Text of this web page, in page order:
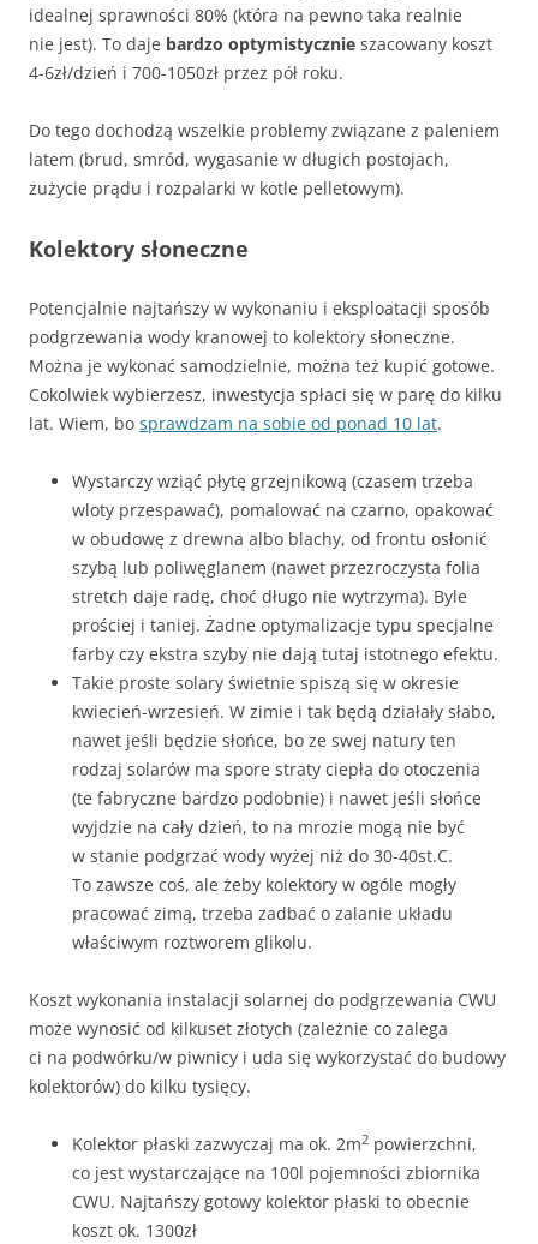
idealnej sprawności 80% (która na pewno taka realnie
nie jest). To daje bardzo optymistycznie szacowany koszt
4-6zł/dzień i 700-1050zł przez pół roku.
Do tego dochodzą wszelkie problemy związane z paleniem
latem (brud, smród, wygasanie w długich postojach,
zużycie prądu i rozpalarki w kotle pelletowym).
Kolektory słoneczne
Potencjalnie najtańszy w wykonaniu i eksploatacji sposób
podgrzewania wody kranowej to kolektory słoneczne.
Można je wykonać samodzielnie, można też kupić gotowe.
Cokolwiek wybierzesz, inwestycja spłaci się w parę do kilku
lat. Wiem, bo sprawdzam na sobie od ponad 10 lat.
Wystarczy wziąć płytę grzejnikową (czasem trzeba
wloty przespawać), pomalować na czarno, opakować
w obudowę z drewna albo blachy, od frontu osłonić
szybą lub poliwęglanem (nawet przezroczysta folia
stretch daje radę, choć długo nie wytrzyma). Byle
prościej i taniej. Żadne optymalizacje typu specjalne
farby czy ekstra szyby nie dają tutaj istotnego efektu.
Takie proste solary świetnie spiszą się w okresie
kwiecień-wrzesień. W zimie i tak będą działały słabo,
nawet jeśli będzie słońce, bo ze swej natury ten
rodzaj solarów ma spore straty ciepła do otoczenia
(te fabryczne bardzo podobnie) i nawet jeśli słońce
wyjdzie na cały dzień, to na mrozie mogą nie być
w stanie podgrzać wody wyżej niż do 30-40st.C.
To zawsze coś, ale żeby kolektory w ogóle mogły
pracować zimą, trzeba zadbać o zalanie układu
właściwym roztworem glikolu.
Koszt wykonania instalacji solarnej do podgrzewania CWU
może wynosić od kilkuset złotych (zależnie co zalega
ci na podwórku/w piwnicy i uda się wykorzystać do budowy
kolektorów) do kilku tysięcy.
Kolektor płaski zazwyczaj ma ok. 2m2 powierzchni,
co jest wystarczające na 100l pojemności zbiornika
CWU. Najtańszy gotowy kolektor płaski to obecnie
koszt ok. 1300zł